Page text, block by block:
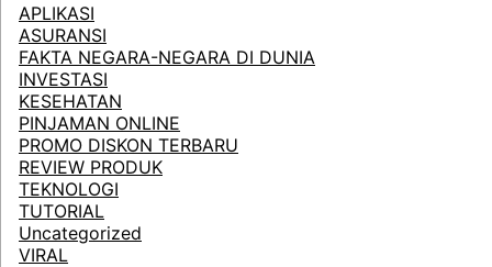
APLIKASI
ASURANSI
FAKTA NEGARA-NEGARA DI DUNIA
INVESTASI
KESEHATAN
PINJAMAN ONLINE
PROMO DISKON TERBARU
REVIEW PRODUK
TEKNOLOGI
TUTORIAL
Uncategorized
VIRAL